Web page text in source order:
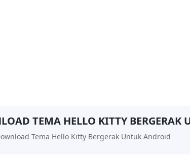
TEMA HELLO KITTY BERGERAK
Tema Hello Kitty Bergerak Untuk Android